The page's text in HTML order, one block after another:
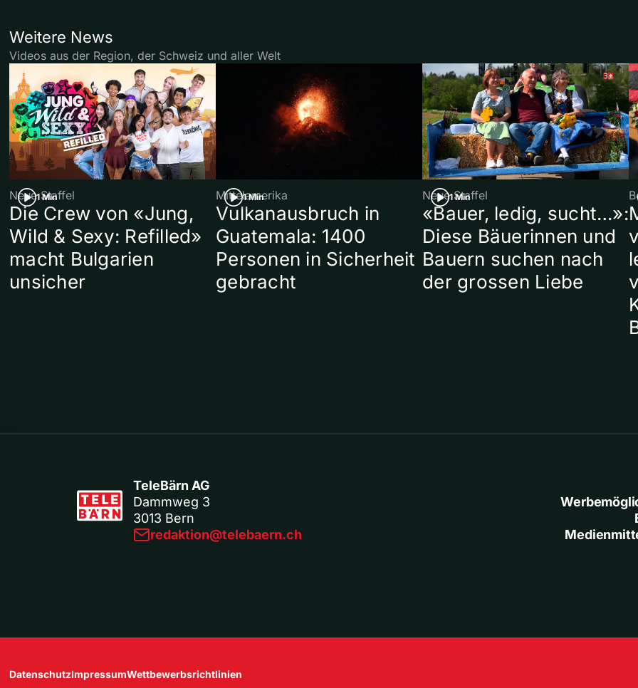
Weitere News
Videos aus der Region, der Schweiz und aller Welt
1 Min
Neue Staffel
Die Crew von «Jung,
Wild & Sexy: Refilled»
macht Bulgarien
unsicher
1 Min
Mittelamerika
Vulkanausbruch in
Guatemala: 1400
Personen in Sicherheit
gebracht
1 Min
Neue Staffel
«Bauer, ledig, sucht…»:
Diese Bäuerinnen und
Bauern suchen nach
der grossen Liebe
TeleBärn AG
Dammweg 3
3013 Bern
redaktion@telebaern.ch
DatenschutzImpressumWettbewerbsrichtlinien